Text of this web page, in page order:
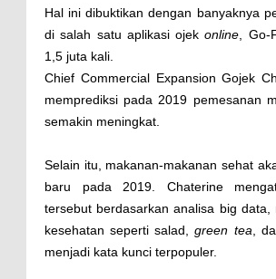
Hal ini dibuktikan dengan banyaknya
di salah satu aplikasi ojekonline ,
1,5 juta kali.
Chief Commercial Expansion Gojek
memprediksi pada 2019 pemesanan
semakin meningkat.
Selain itu, makanan-makanan sehat
baru pada 2019. Chaterine
tersebut berdasarkan analisa big data,
kesehatan seperti salad,green tea ,
menjadi kata kunci terpopuler.